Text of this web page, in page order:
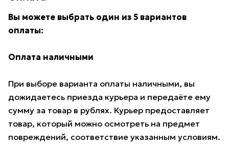
Вы можете выбрать один из 5 вариантов
оплаты:
Оплата наличными
При выборе варианта оплаты наличными, вы
дожидаетесь приезда курьера и передаёте ему
сумму за товар в рублях. Курьер предоставляет
товар, который можно осмотреть на предмет
повреждений, соответствие указанным условиям.